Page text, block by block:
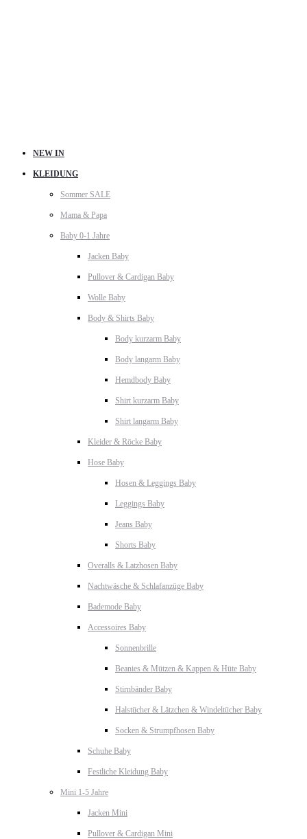
NEW IN
KLEIDUNG
Sommer SALE
Mama & Papa
Baby 0-1 Jahre
Jacken Baby
Pullover & Cardigan Baby
Wolle Baby
Body & Shirts Baby
Body kurzarm Baby
Body langarm Baby
Hemdbody Baby
Shirt kurzarm Baby
Shirt langarm Baby
Kleider & Röcke Baby
Hose Baby
Hosen & Leggings Baby
Leggings Baby
Jeans Baby
Shorts Baby
Overalls & Latzhosen Baby
Nachtwäsche & Schlafanzüge Baby
Bademode Baby
Accessoires Baby
Sonnenbrille
Beanies & Mützen & Kappen & Hüte Baby
Stirnbänder Baby
Halstücher & Lätzchen & Windeltücher Baby
Socken & Strumpfhosen Baby
Schuhe Baby
Festliche Kleidung Baby
Mini 1-5 Jahre
Jacken Mini
Pullover & Cardigan Mini